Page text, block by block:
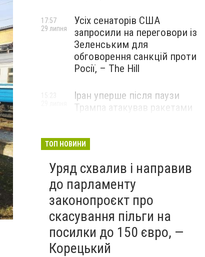
Усіх сенаторів США
запросили на переговори із
Зеленським для
обговорення санкцій проти
Росії, – The Hill
17:57
29 липня
Іран уперше після паузи
Трампа атакував ракетами
15:23
ТОП НОВИНИ
Уряд схвалив і направив
до парламенту
законопроєкт про
скасування пільги на
посилки до 150 євро, —
Корецький